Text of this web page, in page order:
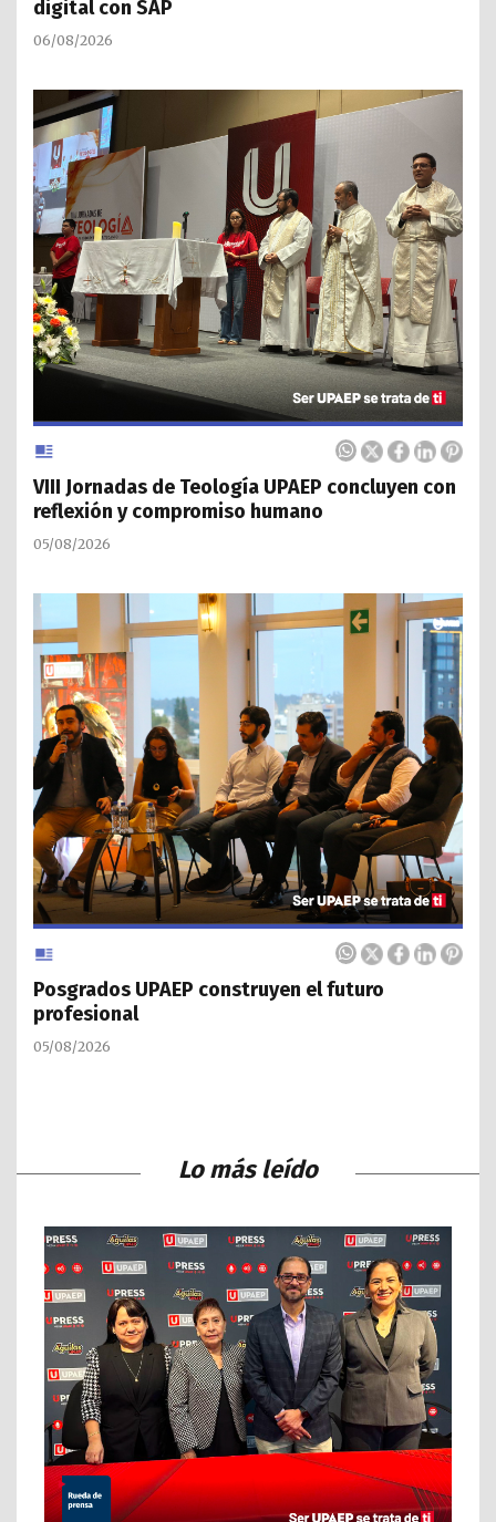
digital con SAP
06/08/2026
VIII Jornadas de Teología UPAEP concluyen con
reflexión y compromiso humano
05/08/2026
Posgrados UPAEP construyen el futuro
profesional
05/08/2026
Lo más leído